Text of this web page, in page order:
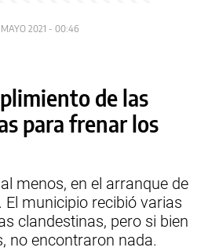
2021 - 00:46
de las
para frenar los
menos, en el arranque de
municipio recibió varias
clandestinas, pero si bien
no encontraron nada.